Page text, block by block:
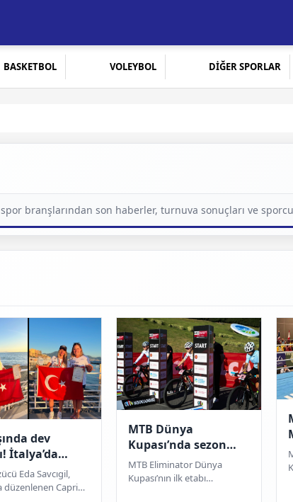
BASKETBOL VOLEYBOL DİĞER SPORLAR
branşlarından son haberler, turnuva sonuçları ve
dev
İtalya’da
Eda Savcıgil,
düzenlenen Capri–
MTB Dünya
Kupası’nda sezon
Sakarya’da açıldı
MTB Eliminator Dünya
Kupası’nın ilk etabı